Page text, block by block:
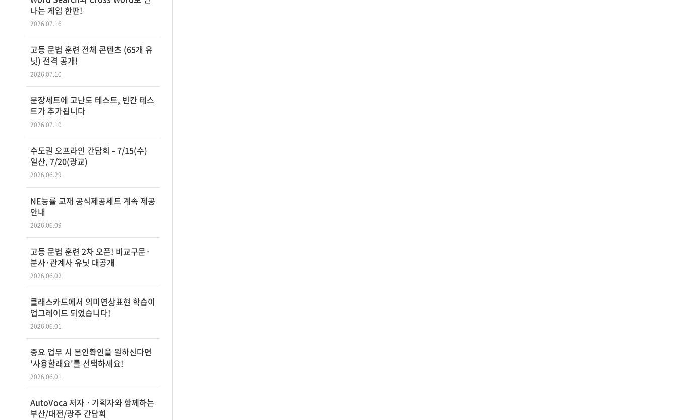
나는 게임 한판!
2026.07.16
고등 문법 훈련 전체 콘텐츠 (65개 유
닛) 전격 공개!
2026.07.10
문장세트에 고난도 테스트, 빈칸 테스
트가 추가됩니다
2026.07.10
수도권 오프라인 간담회 - 7/15(수)
일산, 7/20(광교)
2026.06.29
NE능률 교재 공식제공세트 계속 제공
안내
2026.06.09
고등 문법 훈련 2차 오픈! 비교구문·
분사·관계사 유닛 대공개
2026.06.02
클래스카드에서 의미연상표현 학습이
업그레이드 되었습니다!
2026.06.01
중요 업무 시 본인확인을 원하신다면
'사용할래요'를 선택하세요!
2026.06.01
AutoVoca 저자ㆍ기획자와 함께하는
부산/대전/광주 간담회